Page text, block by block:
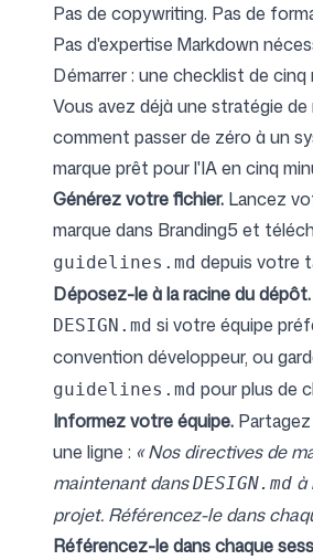
Pas de copywriting. Pas de
Pas d'expertise Markdown
Démarrer : une checklist de cinq
Vous avez déjà une stratégie de
comment passer de zéro à un
marque prêt pour l'IA en cinq
Générez votre fichier. Lancez
marque dans Branding5et
guidelines.md depuis votre
Déposez-le à la racine du dépôt.
DESIGN.md si votre équipe
convention développeur, ou
guidelines.md pour plus de
Informez votre équipe.
une ligne : « Nos directives de
maintenant dansDESIGN.md à
projet. Référencez-le dans
Référencez-le dans chaque